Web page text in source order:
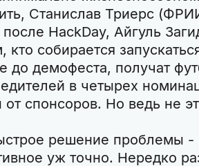
Станислав Триерс
HackDay, Айгуль
кто собирается
до демофеста, получат
в четырех
от спонсоров. Но ведь не
решение проблемы
уж точно. Нередко